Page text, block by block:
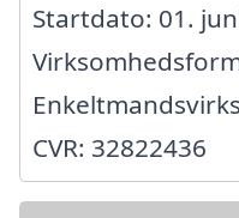
Startdato: 01.
CVR: 32822436